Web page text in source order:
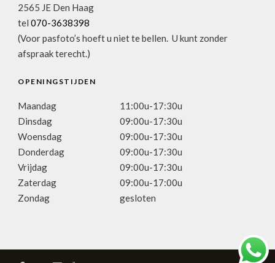
2565 JE Den Haag
tel 070-3638398
(Voor pasfoto’s hoeft u niet te bellen. U kunt zonder
afspraak terecht.)
OPENINGSTIJDEN
Maandag
11:00u-17:30u
Dinsdag
09:00u-17:30u
Woensdag
09:00u-17:30u
Donderdag
09:00u-17:30u
Vrijdag
09:00u-17:30u
Zaterdag
09:00u-17:00u
Zondag
gesloten